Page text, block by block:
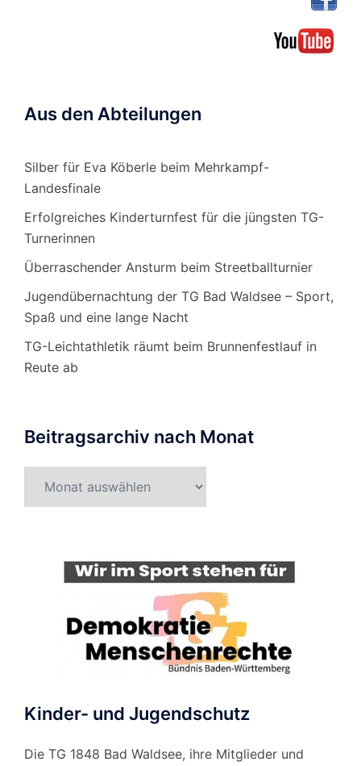
Aus den Abteilungen
Silber für Eva Köberle beim Mehrkampf-
Landesfinale
Erfolgreiches Kinderturnfest für die jüngsten TG-
Turnerinnen
Überraschender Ansturm beim Streetballturnier
Jugendübernachtung der TG Bad Waldsee – Sport,
Spaß und eine lange Nacht
TG-Leichtathletik räumt beim Brunnenfestlauf in
Reute ab
Beitragsarchiv nach Monat
nach
Kinder- und Jugendschutz
Die TG 1848 Bad Waldsee, ihre Mitglieder und